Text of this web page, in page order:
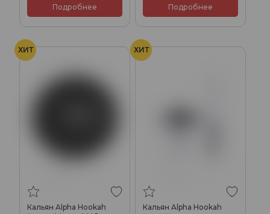
Подробнее Подробнее
ХИТ
Кальян Alpha Hookah
ХИТ
Кальян Alpha Hookah